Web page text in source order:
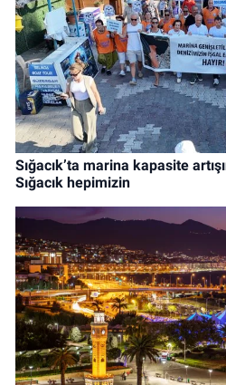
Sığacık’ta marina kapasite
Sığacık hepimizin